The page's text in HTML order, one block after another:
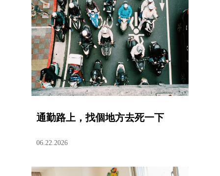
通勤路上，找個地方去死一下
06.22.2026